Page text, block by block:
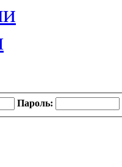
Пароль: